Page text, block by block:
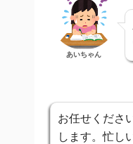
あいちゃん
お任せくださ
します。忙し